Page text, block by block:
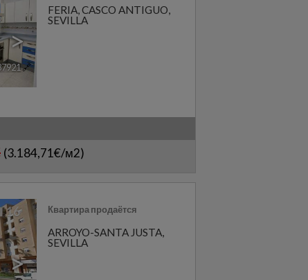
>
🔗
FERIA,CASCO ANTIGUO,
SEVILLA
(3.184,71€/м2)
>
16
ARROYO-SANTA JUSTA,
SEVILLA
Квартира продаётся